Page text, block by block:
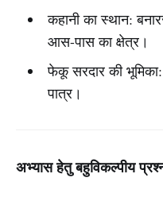
कहानी का स्थान:
आस-पास का क्षेत्र।
फेकू सरदार की
पात्र।
अभ्यास हेतु बहुविकल्पीय